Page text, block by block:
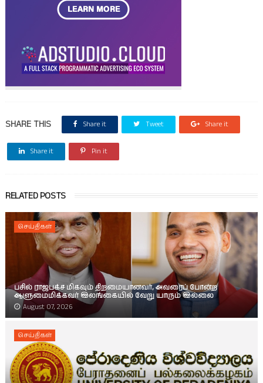
SHARE THIS Share it Tweet Share it
Share it Pin it
RELATED POSTS
செய்திகள்
பசில் ராஜபக்ச மிகவும் திறமையானவர், அவரைப் போன்ற
ஆளுமைமிக்கவர் இலங்கையில் வேறு யாரும் இல்லை
August 07, 2026
செய்திகள்